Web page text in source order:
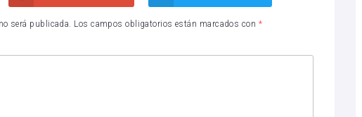
será publicada. Los campos obligatorios están marcados con *